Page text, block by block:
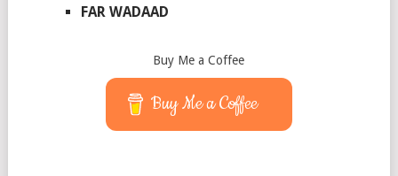
FAR WADAAD
Buy Me a Coffee
Buy Me a Coffee